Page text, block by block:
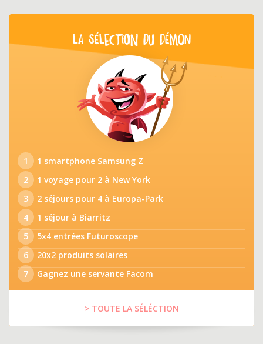
LA SÉLECTION DU DÉMON
1
1 smartphone Samsung Z
2
1 voyage pour 2 à New York
3
2 séjours pour 4 à Europa-Park
4
1 séjour à Biarritz
5
5x4 entrées Futuroscope
6
20x2 produits solaires
7
Gagnez une servante Facom
> TOUTE LA SÉLÉCTION